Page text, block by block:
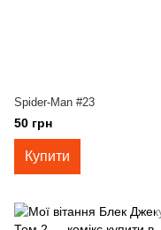
Spider-Man #23
50 грн
Купити